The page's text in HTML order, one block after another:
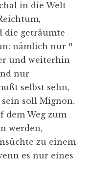
in die Welt
die geträumte
nämlich nur n.
und weiterhin
nur
selbst sehn,
sein soll Mignon.
dem Weg zum
werden,
zu einem
es nur eines